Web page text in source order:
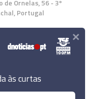
de Ornelas, 56 - 3º
Portugal
às curtas
×